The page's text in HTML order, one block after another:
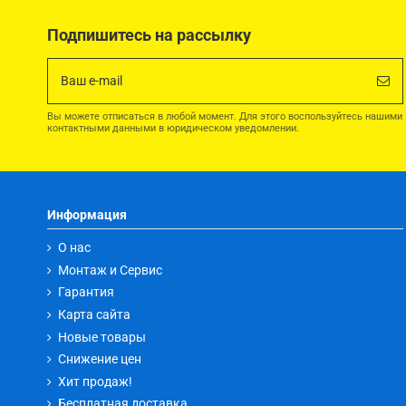
Подпишитесь на рассылку
Вы можете отписаться в любой момент. Для этого воспользуйтесь нашими
контактными данными в юридическом уведомлении.
Информация
О нас
Монтаж и Сервис
Гарантия
Карта сайта
Новые товары
Снижение цен
Хит продаж!